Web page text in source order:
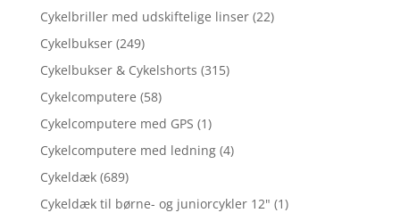
Cykelbriller med udskiftelige linser (22)
Cykelbukser (249)
Cykelbukser & Cykelshorts (315)
Cykelcomputere (58)
Cykelcomputere med GPS (1)
Cykelcomputere med ledning (4)
Cykeldæk (689)
Cykeldæk til børne- og juniorcykler 12" (1)